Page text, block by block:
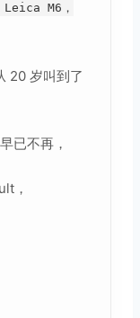
Leica M6，
20 岁叫到了
已不再，
，